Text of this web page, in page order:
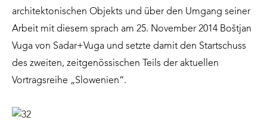
architektonischen Objekts und über den Umgang seiner
Arbeit mit diesem sprach am 25. November 2014 Boštjan
Vuga von Sadar+Vuga und setzte damit den Startschuss
des zweiten, zeitgenössischen Teils der aktuellen
Vortragsreihe „Slowenien“.